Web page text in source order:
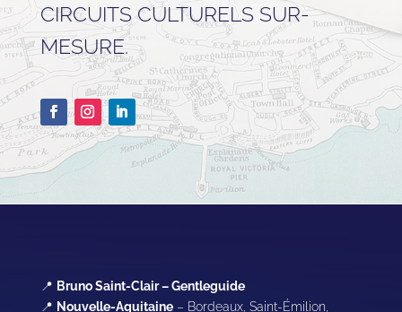
CIRCUITS CULTURELS SUR-
MESURE.
📍 Bruno Saint-Clair – Gentleguide
📍 Nouvelle-Aquitaine– Bordeaux, Saint-Émilion,